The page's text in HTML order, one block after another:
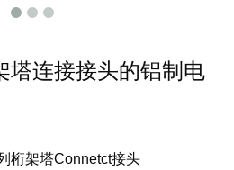
塔连接接头的铝制电
桁架塔Connetct接头